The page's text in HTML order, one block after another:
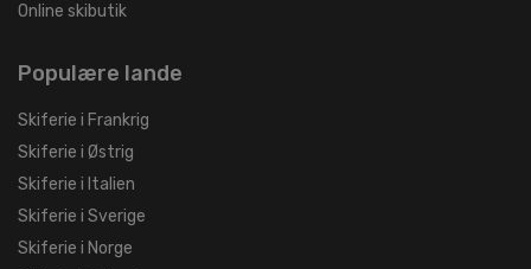
Online skibutik
Populære lande
Skiferie i Frankrig
Skiferie i Østrig
Skiferie i Italien
Skiferie i Sverige
Skiferie i Norge